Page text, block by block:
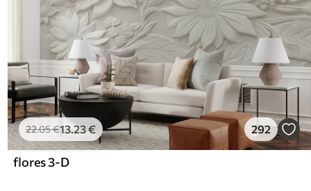
22.05€13.23€ 292
flores 3-D